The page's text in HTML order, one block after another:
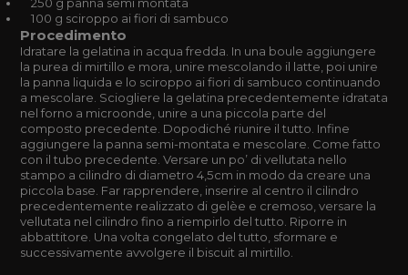
100 g sciroppo ai fiori di sambuco
Procedimento
Idratare la gelatina in acqua fredda. In una boule aggiungere
la purea di mirtillo e mora, unire mescolando il latte, poi unire
la panna liquida e lo sciroppo ai fiori di sambuco continuando
a mescolare. Sciogliere la gelatina precedentemente idratata
nel forno a microonde, unire a una piccola parte del
composto precedente. Dopodiché riunire il tutto. Infine
aggiungere la panna semi-montata e mescolare. Come fatto
con il tubo precedente. Versare un po’ di vellutata nello
stampo a cilindro di diametro 4,5cm in modo da creare una
piccola base. Far rapprendere, inserire al centro il cilindro
precedentemente realizzato di gelèe e cremoso, versare la
vellutata nel cilindro fino a riempirlo del tutto. Riporre in
abbattitore. Una volta congelato del tutto, sformare e
successivamente avvolgere il biscuit al mirtillo.